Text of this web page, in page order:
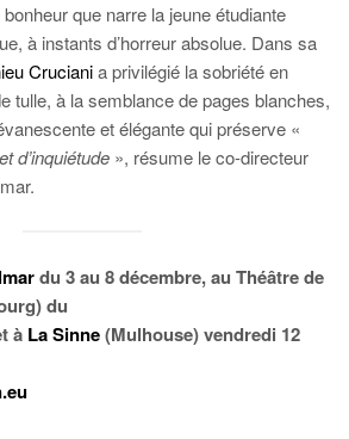
que narre la jeune étudiante
à instants d’horreur absolue. Dans sa
Cruciania privilégié la sobriété en
tulle, à la semblance de pages blanches,
et élégante qui préserve «
d’inquiétude », résume le co-directeur
du 3 au 8 décembre, au Théâtre de
du
à La Sinne(Mulhouse) vendredi 12